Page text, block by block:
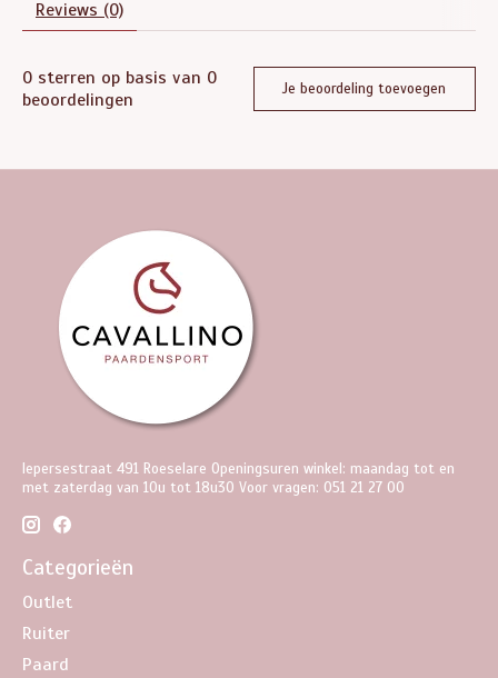
Reviews (0)
0 sterren op basis van 0
beoordelingen
Je beoordeling toevoegen
Iepersestraat 491 Roeselare Openingsuren winkel: maandag tot en
met zaterdag van 10u tot 18u30 Voor vragen: 051 21 27 00
Categorieën
Outlet
Ruiter
Paard